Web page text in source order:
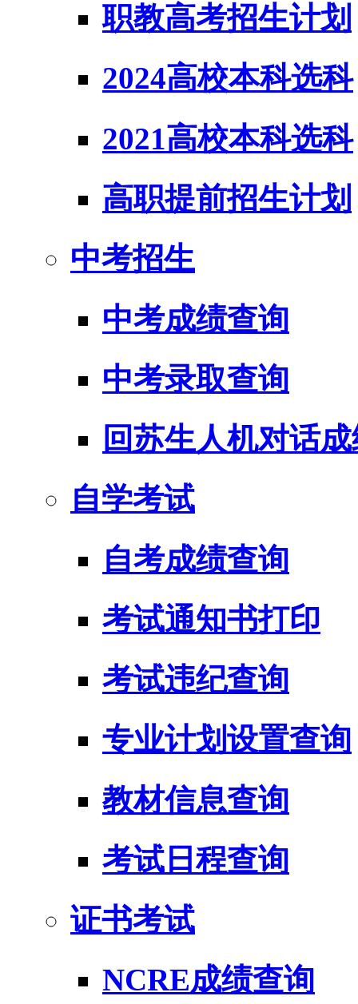
职教高考招生计划
2024高校本科选科
2021高校本科选科
高职提前招生计划
中考招生
中考成绩查询
中考录取查询
回苏生人机对话
自学考试
自考成绩查询
考试通知书打印
考试违纪查询
专业计划设置查询
教材信息查询
考试日程查询
证书考试
NCRE成绩查询